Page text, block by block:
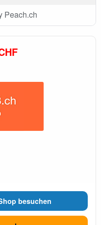
Peach.ch
besuchen